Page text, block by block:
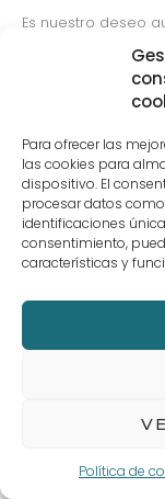
Para ofrecer las
las cookies para
dispositivo. El
procesar datos
identificaciones
consentimiento,
características y
Política de
Es nuestro deseo
2013, visite la
←Entrada anterior